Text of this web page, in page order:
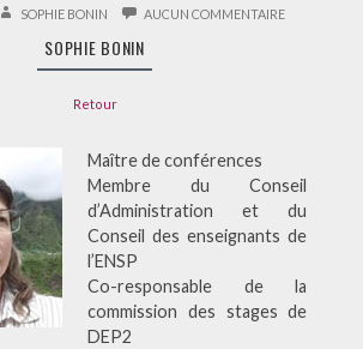
AUTEURSOPHIE BONIN AUCUN COMMENTAIRESUR
SOPHIE BONIN
Retour
Maître de conférences
Membre du Conseil
d’Administration et du
Conseil des enseignants de
l’ENSP
Co-responsable de la
commission des stages de
DEP2